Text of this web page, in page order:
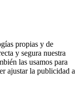
propias y de
y segura nuestra
las usamos para
ajustar la publicidad a